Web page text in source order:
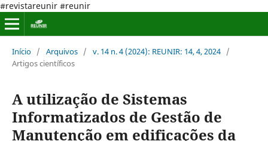
#revistareunir #reunir
Início / Arquivos / v. 14 n. 4 (2024): REUNIR: 14, 4, 2024 /
Artigos científicos
A utilização de Sistemas
Informatizados de Gestão de
Manutenção em edificações da